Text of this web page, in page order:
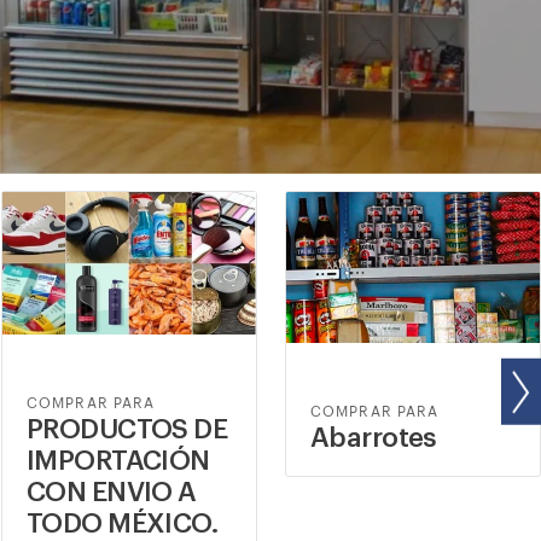
COMPRAR PARA
PRODUCTOS DE
IMPORTACIÓN
CON ENVIO A
TODO MÉXICO.
COMPRAR PARA
Abarrotes